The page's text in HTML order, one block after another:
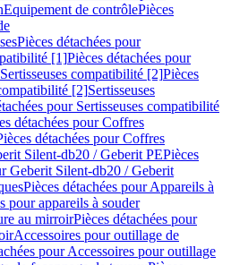
Equipement de contrôlePièces
Pièces détachées pour
[1]Pièces détachées pour
Sertisseuses compatibilité [2]Pièces
[2]Sertisseuses
pour Sertisseuses compatibilité
détachées pour Coffres
détachées pour Coffres
Silent-db20 / Geberit PEPièces
Geberit Silent-db20 / Geberit
Pièces détachées pour Appareils à
pour appareils à souder
au mirroirPièces détachées pour
Accessoires pour outillage de
pour Accessoires pour outillage